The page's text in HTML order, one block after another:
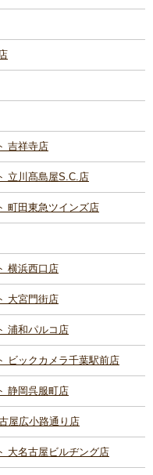
吉祥寺店
立川髙島屋S.C.店
町田東急ツインズ店
横浜西口店
大宮門街店
浦和パルコ店
ビックカメラ千葉駅前店
静岡呉服町店
屋広小路通り店
大名古屋ビルヂング店